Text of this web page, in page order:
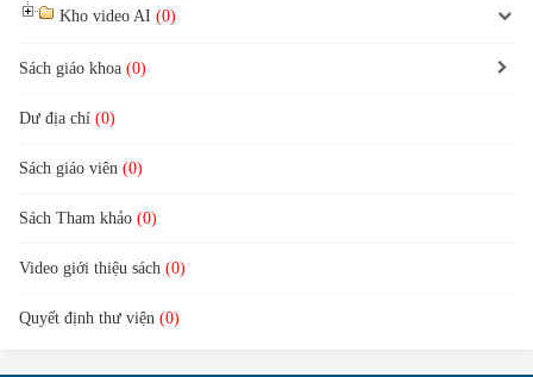
Kho video AI (0)
Sách giáo khoa (0)
Dư địa chí (0)
Sách giáo viên (0)
Sách Tham khảo (0)
Video giới thiệu sách (0)
Quyết định thư viện (0)